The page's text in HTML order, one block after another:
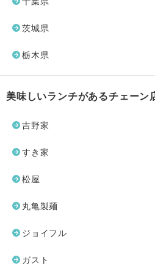
茨城県
栃木県
美味しいランチがあるチェーン
吉野家
すき家
松屋
丸亀製麺
ジョイフル
ガスト